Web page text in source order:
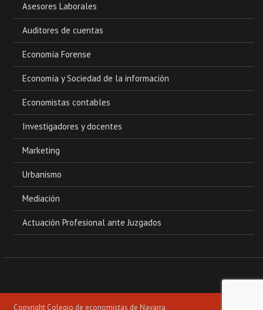
Asesores Laborales
Auditores de cuentas
Economía Forense
Economía y Sociedad de la información
Economistas contables
Investigadores y docentes
Marketing
Urbanismo
Mediación
Actuación Profesional ante Juzgados
Copyright Colegio de economistas de Navarra